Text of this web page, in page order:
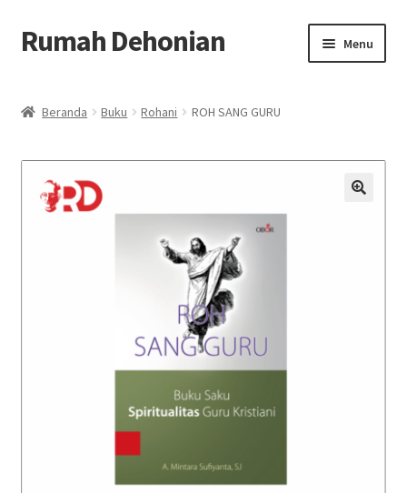
Skip
to
Skip
to
Rumah Dehonian Menu
Berkat Benda Rohani
Beranda Buku Rohani ROH SANG GURU